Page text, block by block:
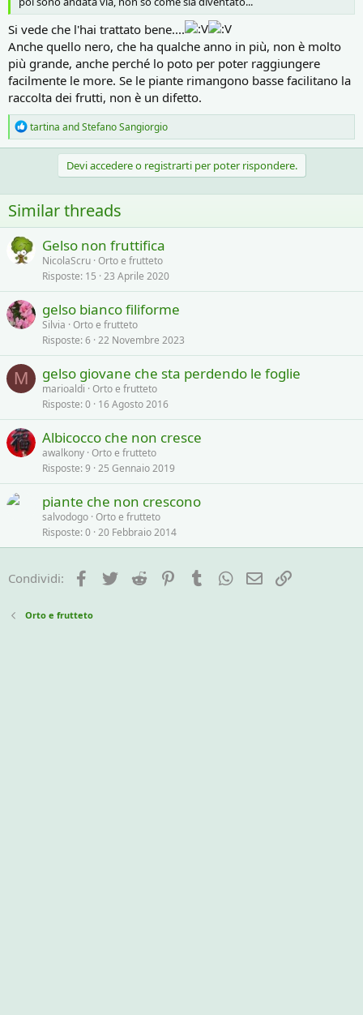
Si vede che l'hai trattato bene....
Anche quello nero, che ha qualche anno in più, non è molto
più grande, anche perché lo poto per poter raggiungere
facilmente le more. Se le piante rimangono basse facilitano la
raccolta dei frutti, non è un difetto.
R
e
a
n
s
:
tartina andStefano Sangiorgio
Devi accedere o registrarti per poter rispondere.
Similar threads
Gelso non fruttifica
NicolaScru Orto e frutteto
Risposte 15 23 Aprile 2020
gelso bianco filiforme
Silvia Orto e frutteto
Risposte 6 22 Novembre 2023
M gelso giovane che sta perdendo le foglie
marioaldi Orto e frutteto
Risposte 0 16 Agosto 2016
Albicocco che non cresce
awalkony Orto e frutteto
Risposte 9 25 Gennaio 2019
piante che non crescono
salvodogo Orto e frutteto
Risposte 0 20 Febbraio 2014
Condividi: Facebook
Twitter Reddit PinterestTumblrWhatsApp
e-mail
Orto e frutteto